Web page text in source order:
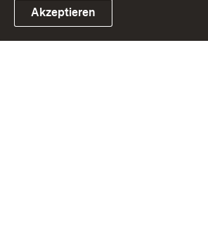
Link zum Landesportal
Akzeptieren